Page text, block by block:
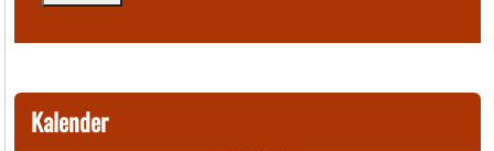
Kalender